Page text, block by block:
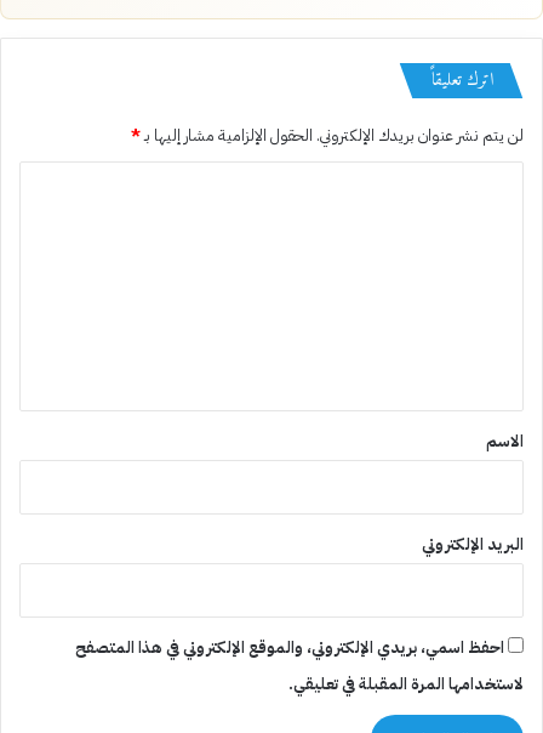
اترك تعليقاً
لن يتم نشر عنوان بريدك الإلكتروني. الحقول الإلزامية مشار إليها بـ*
*
الاسم
البريد الإلكتروني
احفظ اسمي، بريدي الإلكتروني، والموقع الإلكتروني في هذا المتصفح
لاستخدامها المرة المقبلة في تعليقي.